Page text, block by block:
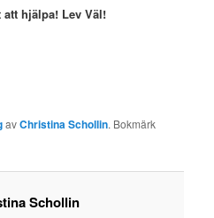
hjälpa! Lev Väl!
avChristina Schollin. Bokmärk
Schollin